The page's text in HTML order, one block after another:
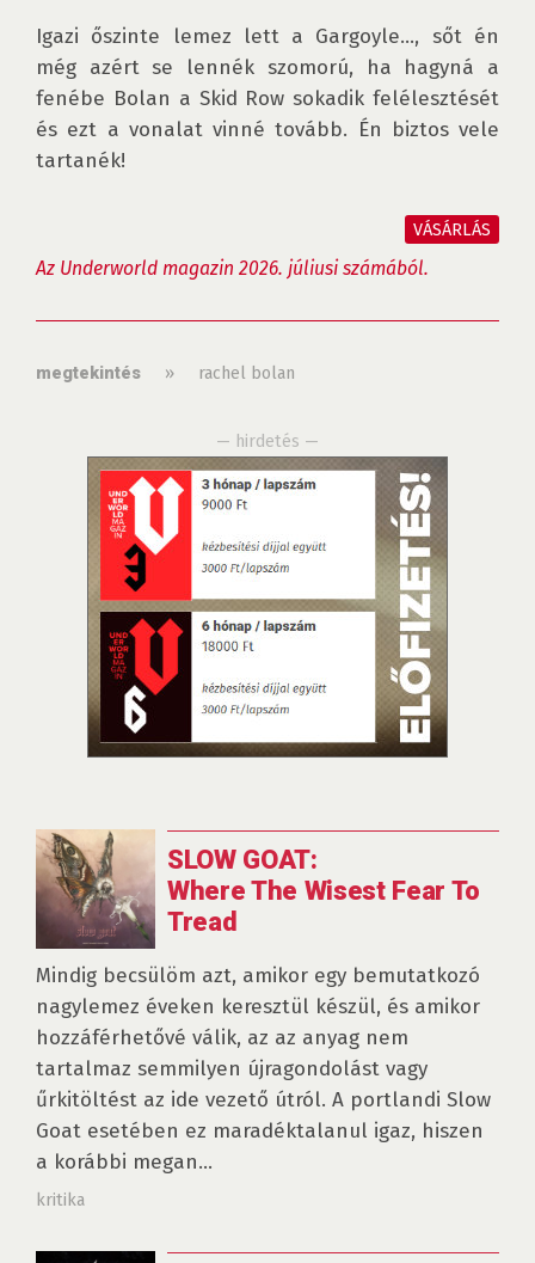
Igazi őszinte lemez lett a Gargoyle…, sőt én
még azért se lennék szomorú, ha hagyná a
fenébe Bolan a Skid Row sokadik felélesztését
és ezt a vonalat vinné tovább. Én biztos vele
tartanék!
VÁSÁRLÁS
Az Underworld magazin 2026. júliusi számából.
megtekintés » rachel bolan
— hirdetés —
SLOW GOAT:
Where The Wisest Fear To
Tread
Mindig becsülöm azt, amikor egy bemutatkozó
nagylemez éveken keresztül készül, és amikor
hozzáférhetővé válik, az az anyag nem
tartalmaz semmilyen újragondolást vagy
űrkitöltést az ide vezető útról. A portlandi Slow
Goat esetében ez maradéktalanul igaz, hiszen
a korábbi megan...
kritika